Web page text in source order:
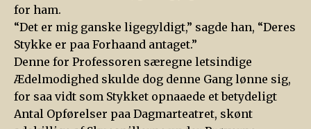
for ham.
“Det er mig ganske ligegyldigt,” sagde han, “Deres
Stykke er paa Forhaand antaget.”
Denne for Professoren særegne letsindige
Ædelmodighed skulde dog denne Gang lønne sig,
for saa vidt som Stykket opnaaede et betydeligt
Antal Opførelser paa Dagmarteatret, skønt